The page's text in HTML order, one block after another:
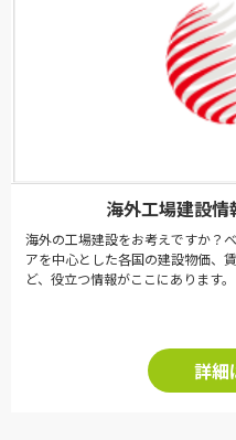
海外工場建設
海外の工場建設をお考えですか？
アを中心とした各国の建設物価、
ど、役立つ情報がここにあります。
詳細